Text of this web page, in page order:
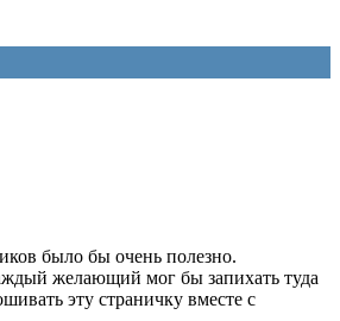
было бы очень полезно.
желающий мог бы запихать туда
эту страничку вместе с